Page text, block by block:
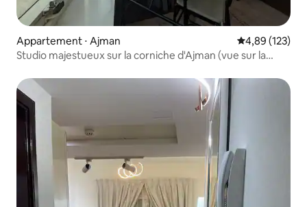
Appartement ⋅ Ajman Évaluation
4,89 (123)
Studio majestueux sur la corniche d'Ajman (vue sur la